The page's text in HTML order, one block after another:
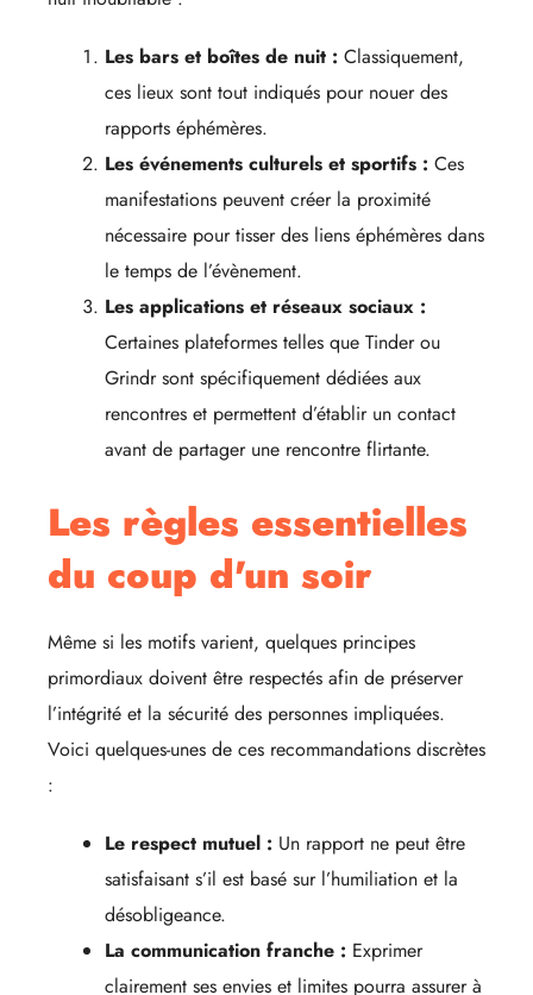
Les bars et boîtes de nuit : Classiquement,
ces lieux sont tout indiqués pour nouer des
rapports éphémères.
Les événements culturels et sportifs : Ces
manifestations peuvent créer la proximité
nécessaire pour tisser des liens éphémères dans
le temps de l’évènement.
Les applications et réseaux sociaux :
Certaines plateformes telles que Tinder ou
Grindr sont spécifiquement dédiées aux
rencontres et permettent d’établir un contact
avant de partager une rencontre flirtante.
Les règles essentielles
du coup d'un soir
Même si les motifs varient, quelques principes
primordiaux doivent être respectés afin de préserver
l’intégrité et la sécurité des personnes impliquées.
Voici quelques-unes de ces recommandations discrètes
:
Le respect mutuel : Un rapport ne peut être
satisfaisant s’il est basé sur l’humiliation et la
désobligeance.
La communication franche : Exprimer
clairement ses envies et limites pourra assurer à